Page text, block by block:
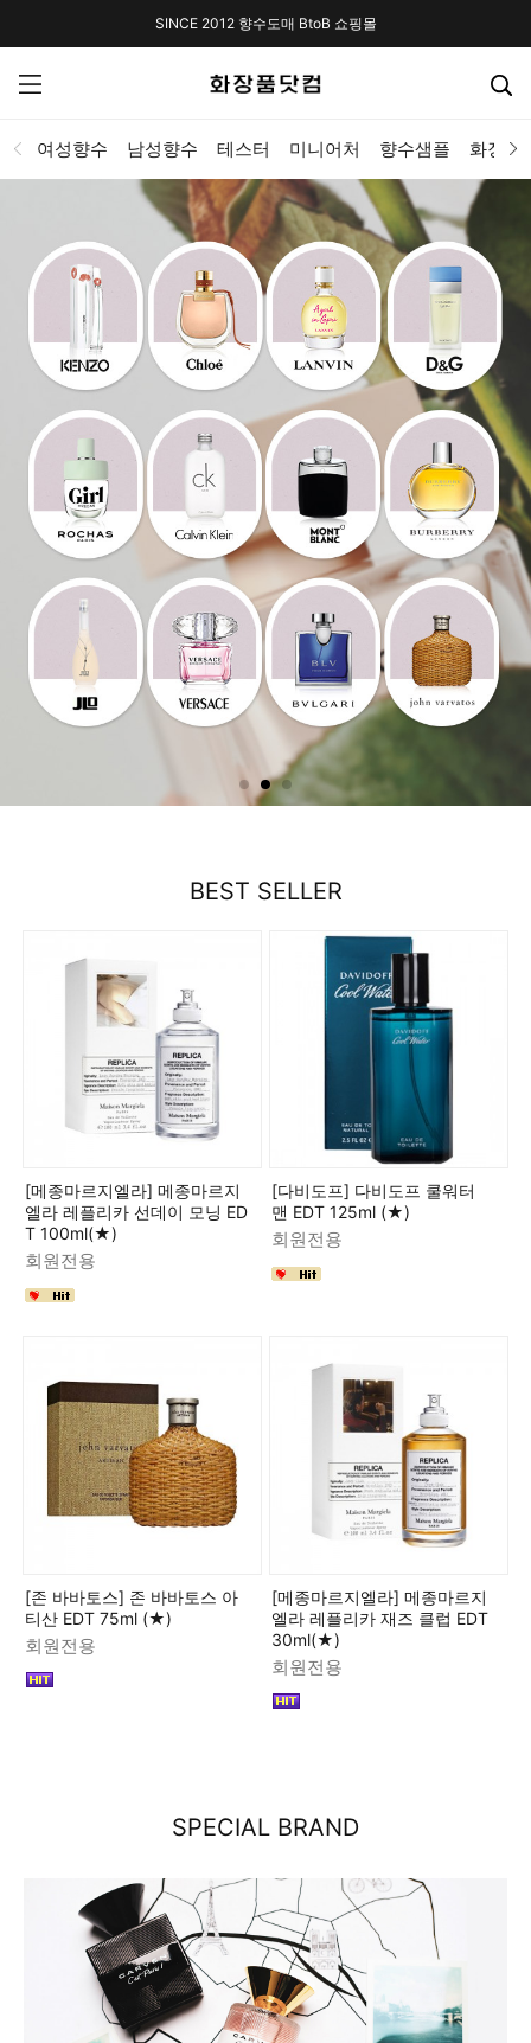
SINCE 2012 향수도매 BtoB 쇼핑몰
여성향수 남성향수 테스터 미니어처 향수샘플 화장품
BEST SELLER
[메종마르지엘라] 메종마르지
엘라 레플리카 선데이 모닝 ED
T 100ml(★)
회원전용
[다비도프] 다비도프 쿨워터
맨 EDT 125ml (★)
회원전용
[존 바바토스] 존 바바토스 아
티산 EDT 75ml (★)
회원전용
[메종마르지엘라] 메종마르지
엘라 레플리카 재즈 클럽 EDT
30ml(★)
회원전용
SPECIAL BRAND